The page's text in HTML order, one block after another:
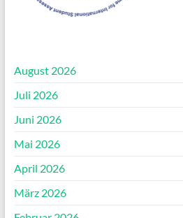
August 2026
Juli 2026
Juni 2026
Mai 2026
April 2026
März 2026